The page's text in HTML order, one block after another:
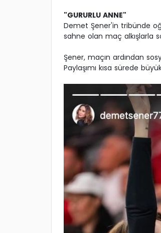
"GURURLU ANNE"
Demet Şener'in tribünde
sahne olan maç alkışlarla
Şener, maçın ardından
Paylaşımı kısa sürede